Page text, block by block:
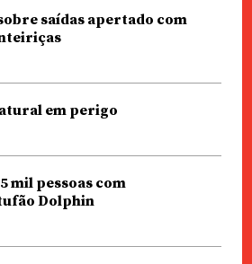
saídas apertado com
em perigo
mil pessoas com
Dolphin